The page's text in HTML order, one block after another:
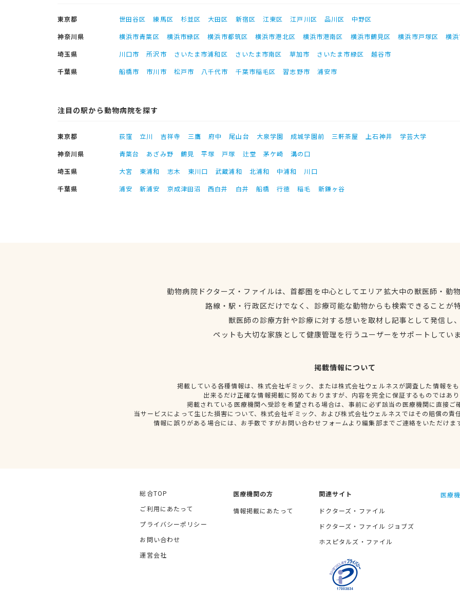
東京都 世田谷区 練馬区 杉並区 大田区 新宿区 江東区 江戸川区 品川区
中野区
神奈川県
横浜市青葉区 横浜市緑区 横浜市都筑区 横浜市港北区 横浜市港南区 横浜市鶴見区 横浜市戸塚区
横
埼玉県
川口市 所沢市 さいたま市浦和区 さいたま市南区 草加市 さいたま市緑区
越谷市
千葉県
船橋市 市川市 松戸市 八千代市 千葉市稲毛区 習志野市 浦安市
注目の駅から動物病院を探す
東京都 荻窪 立川 吉祥寺 三鷹 府中 尾山台 大泉学園 成城学園前 三軒茶屋 上石神井
学芸大学
神奈川県
青葉台 あざみ野 鶴見 平塚 戸塚 辻堂 茅ケ崎
溝の口
埼玉県
大宮 東浦和 志木 東川口 武蔵浦和 北浦和 中浦和
川口
千葉県
浦安 新浦安 京成津田沼 西白井 白井 船橋 行徳 稲毛 新鎌ヶ谷
動物病院ドクターズ・ファイルは、首都圏を中心としてエリア拡大中の獣医師・動
路線・駅・行政区だけでなく、診療可能な動物からも検索できることが
獣医師の診療方針や診療に対する想いを取材し記事として発信し
ペットも大切な家族として健康管理を行うユーザーをサポートしてい
掲載情報について
掲載している各種情報は、株式会社ギミック、または株式会社ウェルネスが調査した情報を
出来るだけ正確な情報掲載に努めておりますが、内容を完全に保証するものではあ
掲載されている医療機関へ受診を希望される場合は、事前に必ず該当の医療機関に直接ご
当サービスによって生じた損害について、株式会社ギミック、および株式会社ウェルネスではその賠償の責
情報に誤りがある場合には、お手数ですがお問い合わせフォームより編集部までご連絡をいただけま
総合TOP
ご利用にあたって
プライバシーポリシー
お問い合わせ
運営会社
医療機関の方
情報掲載にあたって
関連サイト
ドクターズ・ファイル
ドクターズ・ファイル ジョブズ
ホスピタルズ・ファイル
医療